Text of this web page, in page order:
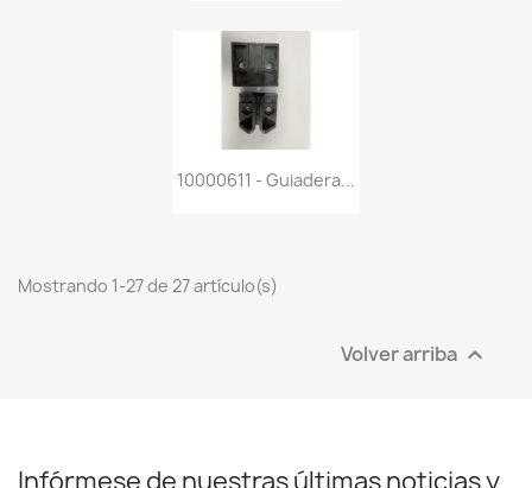
10000611 - Guiadera...
Mostrando 1-27 de 27 artículo(s)
Volver arriba 
Infórmese de nuestras últimas noticias y